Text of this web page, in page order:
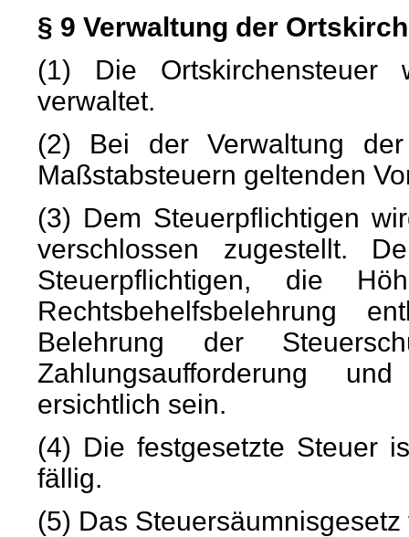
§ 9 Verwaltung der
(1) Die Ortskirchensteuer
verwaltet.
(2) Bei der Verwaltung
Maßstabsteuern geltenden
(3) Dem Steuerpflichtigen
verschlossen zugestellt.
Steuerpflichtigen, die
Rechtsbehelfsbelehrung
Belehrung der
Zahlungsaufforderung
ersichtlich sein.
(4) Die festgesetzte Steuer
fällig.
(5) Das